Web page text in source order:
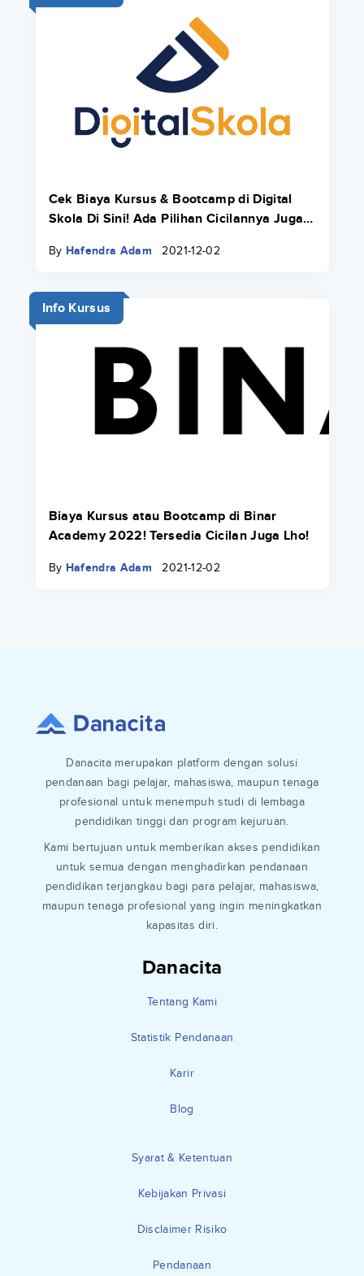
Cek Biaya Kursus & Bootcamp di Digital
Skola Di Sini! Ada Pilihan Cicilannya Juga
By Hafendra Adam 2021-12-02
Info Kursus
Biaya Kursus atau Bootcamp di Binar
Academy 2022! Tersedia Cicilan Juga Lho!
By Hafendra Adam 2021-12-02
Danacita
Tentang Kami
Statistik Pendanaan
Karir
Blog
Syarat & Ketentuan
Kebijakan Privasi
Disclaimer Risiko
Pendanaan
Danacita merupakan platform dengan solusi
pendanaan bagi pelajar, mahasiswa, maupun tenaga
profesional untuk menempuh studi di lembaga
pendidikan tinggi dan program kejuruan.
Kami bertujuan untuk memberikan akses pendidikan
untuk semua dengan menghadirkan pendanaan
pendidikan terjangkau bagi para pelajar, mahasiswa,
maupun tenaga profesional yang ingin meningkatkan
kapasitas diri.